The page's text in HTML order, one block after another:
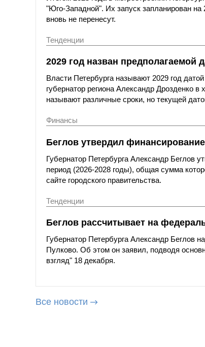
"Юго-Западной". Их запуск запланирован
вновь не перенесут.
Тенденции
2029 год назван предполагаемой
Власти Петербурга называют 2029 год
губернатор региона Александр Дрозденко
называют различные сроки, но текущей
Финансы
Беглов утвердил
Губернатор Петербурга Александр Беглов
период (2026-2028 годы), общая сумма
сайте городского правительства.
Тенденции
Беглов рассчитывает на
Губернатор Петербурга Александр Беглов
Пулково. Об этом он заявил, подводя
взгляд" 18 декабря.
Все новости